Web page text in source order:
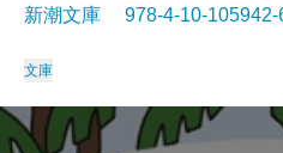
新潮文庫 978-4-10-
文庫